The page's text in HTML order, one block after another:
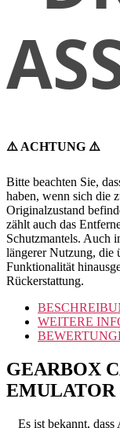
⚠️ ACHTUNG ⚠️
Bitte beachten Sie,
haben, wenn sich die
Originalzustand
zählt auch das
Schutzmantels. Auch
längerer Nutzung, die
Funktionalität
Rückerstattung.
WEITERE
GEARBOX
EMULATOR
Es ist bekannt,